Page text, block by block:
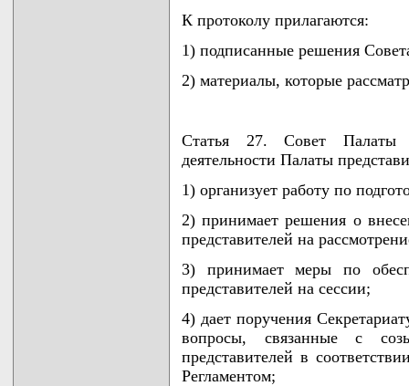
К протоколу прилагаются:
1) подписанные решения
2) материалы, которые
Статья 27. Совет Палаты
деятельности Палаты
1) организует работу по
2) принимает решения о
представителей на
3) принимает меры по
представителей на сессии;
4) дает поручения
вопросы, связанные с
представителей в
Регламентом;